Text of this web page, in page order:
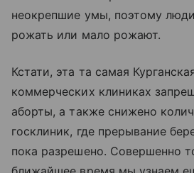
неокрепшие умы, поэтому
рожать или мало рожают.
Кстати, эта та самая
коммерческих клиниках
аборты, а также снижено
госклиник, где прерывание
пока разрешено. Совершенно